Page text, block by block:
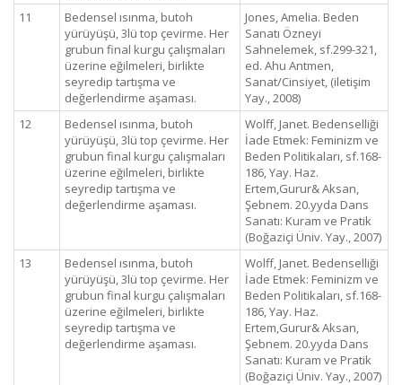
11
Bedensel ısınma, butoh
yürüyüşü, 3lü top çevirme. Her
grubun final kurgu çalışmaları
üzerine eğilmeleri, birlikte
seyredip tartışma ve
değerlendirme aşaması.
Jones, Amelia. Beden
Sanatı Özneyi
Sahnelemek, sf.299-321,
ed. Ahu Antmen,
Sanat/Cinsiyet, (iletişim
Yay., 2008)
12
Bedensel ısınma, butoh
yürüyüşü, 3lü top çevirme. Her
grubun final kurgu çalışmaları
üzerine eğilmeleri, birlikte
seyredip tartışma ve
değerlendirme aşaması.
Wolff, Janet. Bedenselliği
İade Etmek: Feminizm ve
Beden Politikaları, sf.168-
186, Yay. Haz.
Ertem,Gurur& Aksan,
Şebnem. 20.yyda Dans
Sanatı: Kuram ve Pratik
(Boğaziçi Üniv. Yay., 2007)
13
Bedensel ısınma, butoh
yürüyüşü, 3lü top çevirme. Her
grubun final kurgu çalışmaları
üzerine eğilmeleri, birlikte
seyredip tartışma ve
değerlendirme aşaması.
Wolff, Janet. Bedenselliği
İade Etmek: Feminizm ve
Beden Politikaları, sf.168-
186, Yay. Haz.
Ertem,Gurur& Aksan,
Şebnem. 20.yyda Dans
Sanatı: Kuram ve Pratik
(Boğaziçi Üniv. Yay., 2007)